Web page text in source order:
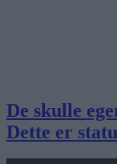
De skulle
Dette er